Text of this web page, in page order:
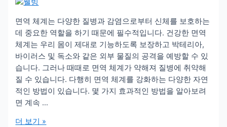
지
하
기
위
한
간
단
한
팁
면역 체계는 다양한 질병과 감염으로부터 신체를 보호하는
데 중요한 역할을 하기 때문에 필수적입니다. 건강한 면역
체계는 우리 몸이 제대로 기능하도록 보장하고 박테리아,
바이러스 및 독소와 같은 외부 물질의 공격을 예방할 수 있
습니다. 그러나 때때로 면역 체계가 약해져 질병에 취약해
질 수 있습니다. 다행히 면역 체계를 강화하는 다양한 자연
적인 방법이 있습니다. 몇 가지 효과적인 방법을 알아보려
면 계속 …
면
더 보기 »